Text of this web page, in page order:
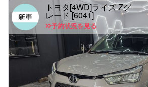
トヨタ[4WD]ライズ Zグ
レード [6041]
予約状況を見る